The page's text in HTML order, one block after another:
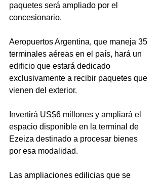
paquetes será ampliado por el
concesionario.
Aeropuertos Argentina, que maneja 35
terminales aéreas en el país, hará un
edificio que estará dedicado
exclusivamente a recibir paquetes que
vienen del exterior.
Invertirá US$6 millones y ampliará el
espacio disponible en la terminal de
Ezeiza destinado a procesar bienes
por esa modalidad.
Las ampliaciones edilicias que se